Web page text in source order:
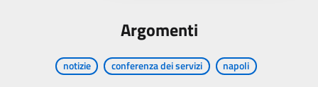
Argomenti
notizie conferenza dei servizi napoli